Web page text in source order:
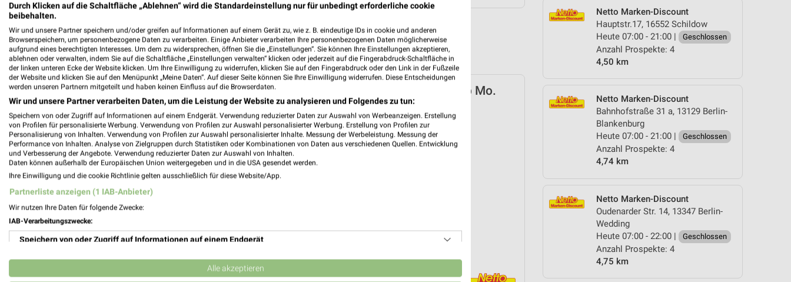
Netto Marken-Discount
Hauptstr.17, 16552 Schildow
Heute 07:00 - 21:00 |
Geschlossen
Anzahl Prospekte: 4
4,50 km
Netto Marken-Discount
Bahnhofstraße 31 a, 13129 Berlin-
Blankenburg
Heute 07:00 - 21:00 |
Geschlossen
Anzahl Prospekte: 4
4,74 km
Netto Marken-Discount
Oudenarder Str. 14, 13347 Berlin-
Wedding
Heute 07:00 - 22:00 |
Geschlossen
Anzahl Prospekte: 4
4,75 km
Aktuelle Angebote in dieser Filiale
Anzahl Prospekte: 4
Letztes Prospektupdate: Gestern
Netto Marken-Discount Prospekt für Berlin ab Mo.
den 03.08.
Gültig von 03. Aug. bis 08. Aug.
📅 Kalendereintrag erstellen
Durch Klicken auf die Schaltfläche „Ablehnen“ wird die Standardeinstellung nur für unbedingt erforderliche cookie
beibehalten.
Wir und unsere Partner speichern und/oder greifen auf Informationen auf einem Gerät zu, wie z. B. eindeutige IDs in cookie und anderen
Browserspeichern, um personenbezogene Daten zu verarbeiten. Einige Anbieter verarbeiten Ihre personenbezogenen Daten möglicherweise
aufgrund eines berechtigten Interesses. Um dem zu widersprechen, öffnen Sie die „Einstellungen“. Sie können Ihre Einstellungen akzeptieren,
ablehnen oder verwalten, indem Sie auf die Schaltfläche „Einstellungen verwalten“ klicken oder jederzeit auf die Fingerabdruck-Schaltfläche in
der linken unteren Ecke der Website klicken. Um Ihre Einwilligung zu widerrufen, klicken Sie auf den Fingerabdruck oder den Link in der Fußzeile
der Website und klicken Sie auf den Menüpunkt „Meine Daten“. Auf dieser Seite können Sie Ihre Einwilligung widerrufen. Diese Entscheidungen
werden unseren Partnern mitgeteilt und haben keinen Einfluss auf die Browserdaten.
Wir und unsere Partner verarbeiten Daten, um die Leistung der Website zu analysieren und Folgendes zu tun:
Speichern von oder Zugriff auf Informationen auf einem Endgerät. Verwendung reduzierter Daten zur Auswahl von Werbeanzeigen. Erstellung
von Profilen für personalisierte Werbung. Verwendung von Profilen zur Auswahl personalisierter Werbung. Erstellung von Profilen zur
Personalisierung von Inhalten. Verwendung von Profilen zur Auswahl personalisierter Inhalte. Messung der Werbeleistung. Messung der
Performance von Inhalten. Analyse von Zielgruppen durch Statistiken oder Kombinationen von Daten aus verschiedenen Quellen. Entwicklung
und Verbesserung der Angebote. Verwendung reduzierter Daten zur Auswahl von Inhalten.
Daten können außerhalb der Europäischen Union weitergegeben und in die USA gesendet werden.
Ihre Einwilligung und die cookie Richtlinie gelten ausschließlich für diese Website/App.
Partnerliste anzeigen (1 IAB-Anbieter)
Wir nutzen Ihre Daten für folgende Zwecke:
IAB-Verarbeitungszwecke:
Speichern von oder Zugriff auf Informationen auf einem Endgerät
Verwendung reduzierter Daten zur Auswahl von Werbeanzeigen
Alle akzeptieren